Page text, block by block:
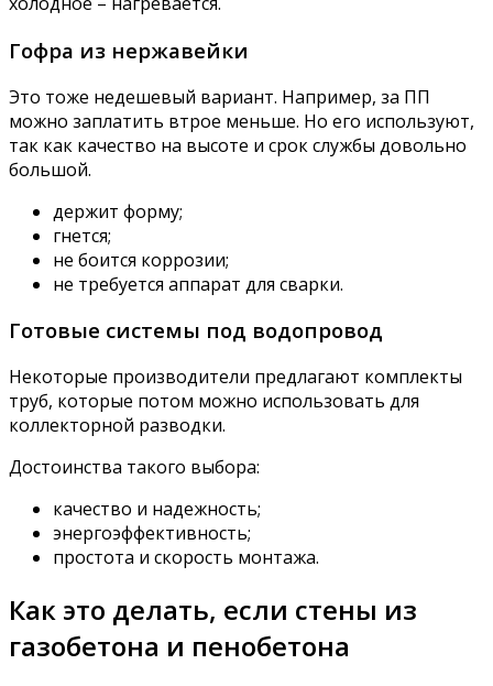
Гофра из нержавейки
Это тоже недешевый вариант. Например, за ПП
можно заплатить втрое меньше. Но его используют,
так как качество на высоте и срок службы довольно
большой.
держит форму;
гнется;
не боится коррозии;
не требуется аппарат для сварки.
Готовые системы под водопровод
Некоторые производители предлагают комплекты
труб, которые потом можно использовать для
коллекторной разводки.
Достоинства такого выбора:
качество и надежность;
энергоэффективность;
простота и скорость монтажа.
Как это делать, если стены из
газобетона и пенобетона